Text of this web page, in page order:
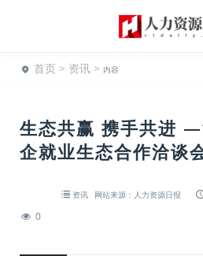
首页 > 资讯 > 内容
生态共赢 携手共进
企就业生态合作洽谈
资讯 网站来源：人力资源日报
0